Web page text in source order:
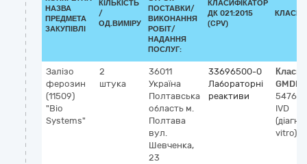
НАЗВА
ПРЕДМЕТА
ЗАКУПІВЛІ
КІЛЬКІСТЬ
/
ОД.ВИМІРУ
ПОСТАВКИ/
ВИКОНАННЯ
РОБІТ/
НАДАННЯ
ПОСЛУГ:
КЛАСИФІКАТОР
ДК 021:2015
(CPV)
Залізо
ферозин
(11509)
"Віо
Systems"
2
штука
36011
Україна
Полтавська
область м.
Полтава
вул.
Шевченка,
23
33696500-0
Лабораторні
реактиви
54762
IVD
vitro),